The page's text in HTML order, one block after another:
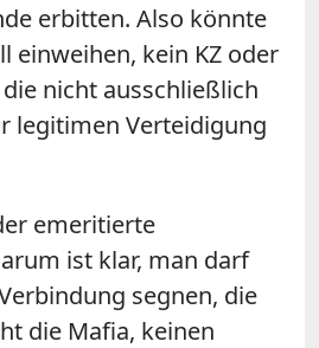
erbitten. Also könnte
einweihen, kein KZ oder
nicht ausschließlich
legitimen Verteidigung
emeritierte
ist klar, man darf
segnen, die
die Mafia, keinen